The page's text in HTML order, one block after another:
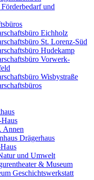
und
Eichholz
St. Lorenz-Süd
Hudekamp
Vorwerk-
Wisbystraße
Annen
Drägerhaus
und Umwelt
& Museum
Geschichtswerkstatt